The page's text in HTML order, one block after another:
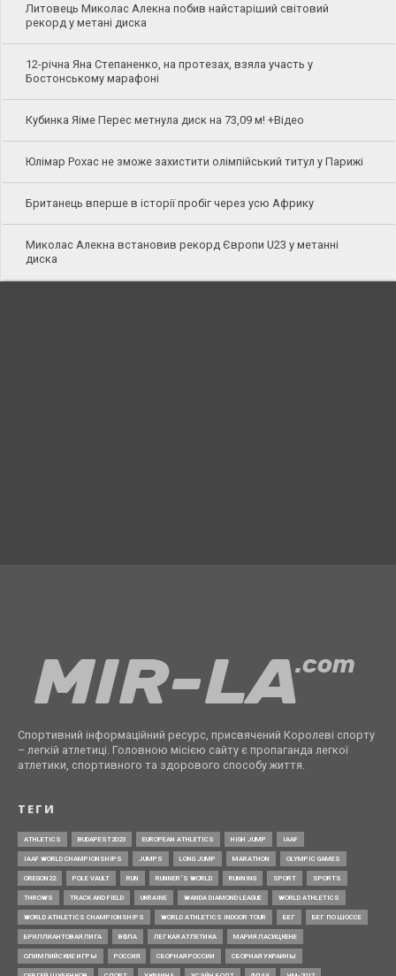
Литовець Миколас Алекна побив найстаріший світовий
рекорд у метані диска
12-річна Яна Степаненко, на протезах, взяла участь у
Бостонському марафоні
Кубинка Яіме Перес метнула диск на 73,09 м! +Відео
Юлімар Рохас не зможе захистити олімпійський титул у Парижі
Британець вперше в історії пробіг через усю Африку
Миколас Алекна встановив рекорд Європи U23 у метанні
диска
Спортивний інформаційний ресурс, присвячений Королеві спорту
– легкій атлетиці. Головною місією сайту є пропаганда легкої
атлетики, спортивного та здорового способу життя.
ТЕГИ
ATHLETICS BUDAPEST2023 EUROPEAN ATHLETICS HIGH JUMP IAAF
IAAF WORLD CHAMPIONSHIPS JUMPS LONG JUMP MARATHON OLYMPIC GAMES
OREGON22 POLE VAULT RUN RUNNER’S WORLD RUNNING SPORT SPORTS
THROWS TRACK AND FIELD UKRAINE WANDA DIAMOND LEAGUE WORLD ATHLETICS
WORLD ATHLETICS CHAMPIONSHIPS WORLD ATHLETICS INDOOR TOUR БЕГ БЕГ ПО ШОССЕ
БРИЛЛИАНТОВАЯ ЛИГА ВФЛА ЛЕГКАЯ АТЛЕТИКА МАРИЯ ЛАСИЦКЕНЕ
ОЛИМПИЙСКИЕ ИГРЫ РОССИЯ СБОРНАЯ РОССИИ СБОРНАЯ УКРАИНЫ